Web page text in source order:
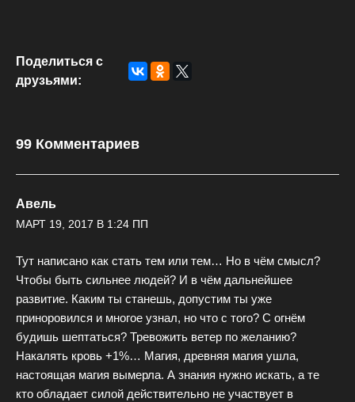
Поделиться с
друзьями:
99 Комментариев
Авель
МАРТ 19, 2017 В 1:24 ПП
Тут написано как стать тем или тем… Но в чём смысл?
Чтобы быть сильнее людей? И в чём дальнейшее
развитие. Каким ты станешь, допустим ты уже
приноровился и многое узнал, но что с того? С огнём
будишь шептаться? Тревожить ветер по желанию?
Накалять кровь +1%… Магия, древняя магия ушла,
настоящая магия вымерла. А знания нужно искать, а те
кто обладает силой действительно не участвует в